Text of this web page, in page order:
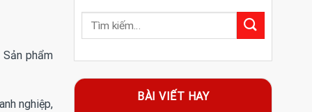
phẩm
nghiệp,
BÀI VIẾT HAY